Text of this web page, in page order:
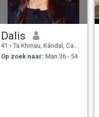
Dalis
41 • Ta Khmau, Kândal, Cambodja
Op zoek naar: Man 36 - 54